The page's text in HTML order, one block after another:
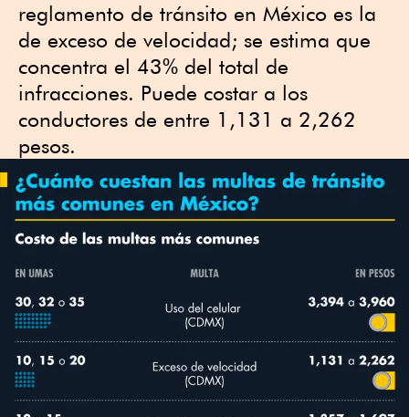
reglamento de tránsito en México es la
de exceso de velocidad; se estima que
concentra el 43% del total de
infracciones. Puede costar a los
conductores de entre 1,131 a 2,262
pesos.